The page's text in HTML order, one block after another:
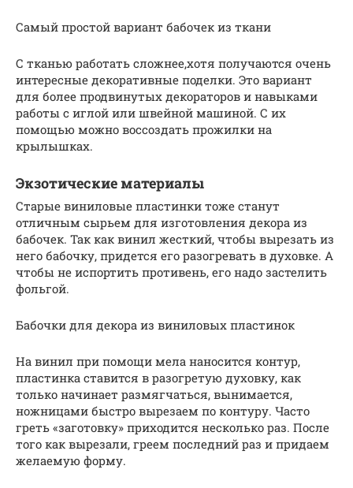
Самый простой вариант бабочек из ткани
С тканью работать сложнее,хотя получаются очень
интересные декоративные поделки. Это вариант
для более продвинутых декораторов и навыками
работы с иглой или швейной машиной. С их
помощью можно воссоздать прожилки на
крылышках.
Экзотические материалы
Старые виниловые пластинки тоже станут
отличным сырьем для изготовления декора из
бабочек. Так как винил жесткий, чтобы вырезать из
него бабочку, придется его разогревать в духовке. А
чтобы не испортить противень, его надо застелить
фольгой.
Бабочки для декора из виниловых пластинок
На винил при помощи мела наносится контур,
пластинка ставится в разогретую духовку, как
только начинает размягчаться, вынимается,
ножницами быстро вырезаем по контуру. Часто
греть «заготовку» приходится несколько раз. После
того как вырезали, греем последний раз и придаем
желаемую форму.